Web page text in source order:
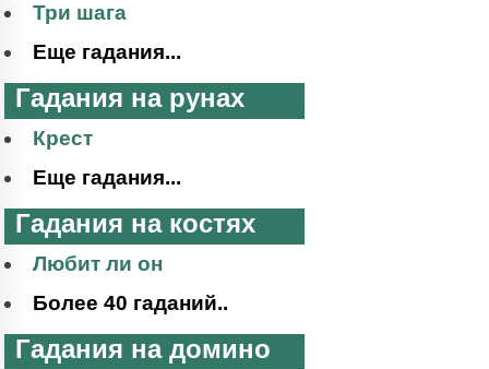
Три шага
Еще гадания...
Гадания на рунах
Крест
Еще гадания...
Гадания на костях
Любит ли он
Более 40 гаданий..
Гадания на домино